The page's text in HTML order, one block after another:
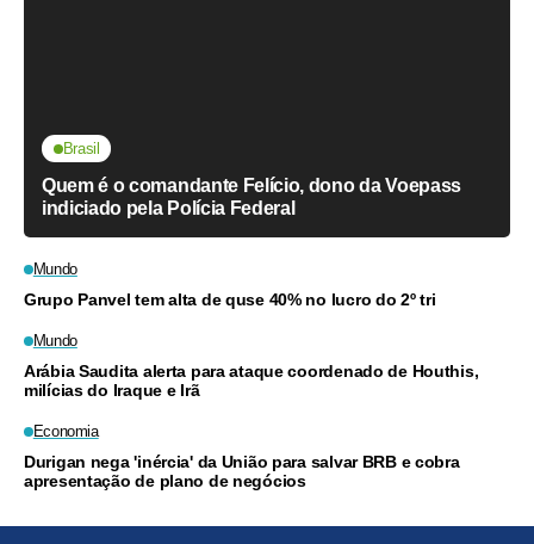
Brasil
Quem é o comandante Felício, dono da Voepass
indiciado pela Polícia Federal
Mundo
Grupo Panvel tem alta de quse 40% no lucro do 2º tri
Mundo
Arábia Saudita alerta para ataque coordenado de Houthis,
milícias do Iraque e Irã
Economia
Durigan nega 'inércia' da União para salvar BRB e cobra
apresentação de plano de negócios